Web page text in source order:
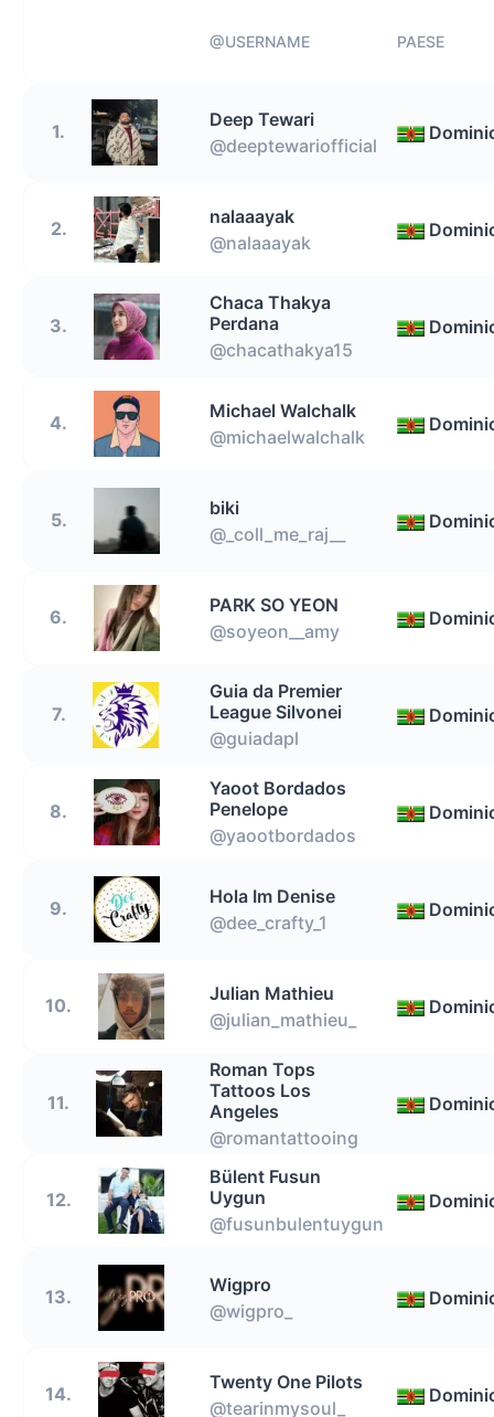
@USERNAME PAESE
1.
Deep Tewari
@deeptewariofficial
2.
nalaaayak
@nalaaayak
3.
Chaca Thakya
Perdana
@chacathakya15
4.
Michael Walchalk
@michaelwalchalk
5.
biki
@_coll_me_raj__
6.
PARK SO YEON
@soyeon__amy
7.
Guia da Premier
League Silvonei
@guiadapl
8.
Yaoot Bordados
Penelope
@yaootbordados
9.
Hola Im Denise
@dee_crafty_1
10.
Julian Mathieu
@julian_mathieu_
11.
Roman Tops
Tattoos Los
Angeles
@romantattooing
12.
Bülent Fusun
Uygun
@fusunbulentuygun
13.
Wigpro
@wigpro_
14.
Twenty One Pilots
@tearinmysoul_